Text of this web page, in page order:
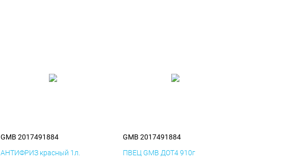
GMB 2017491884
АНТИФРИЗ красный 1л.
GMB 2017491884
ПВЕЦ GMB ДОТ4 910г